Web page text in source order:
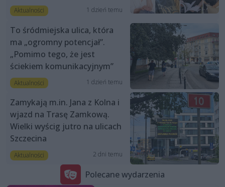
Aktualności 1 dzień temu
To śródmiejska ulica, która
ma „ogromny potencjał”.
„Pomimo tego, że jest
ściekiem komunikacyjnym”
Aktualności 1 dzień temu
Zamykają m.in. Jana z Kolna i
wjazd na Trasę Zamkową.
Wielki wyścig jutro na ulicach
Szczecina
Aktualności 2 dni temu
Polecane wydarzenia